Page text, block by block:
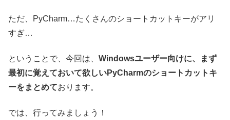
ただ、PyCharm…たくさんのショートカットキーがアリ
すぎ…
ということで、今回は、 Windowsユーザー向けに、まず
最初に覚えておいて欲しいPyCharmのショートカットキ
ーをまとめております。
では、行ってみましょう！